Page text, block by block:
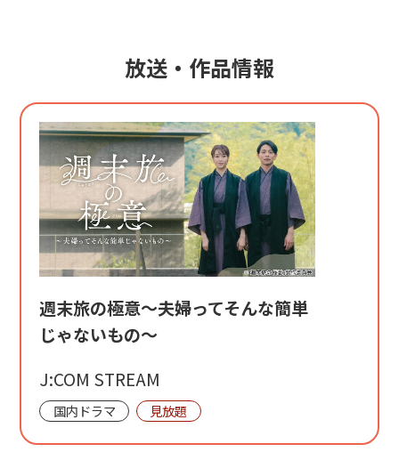
放送・作品情報
週末旅の極意〜夫婦ってそんな簡単
じゃないもの〜
J:COM STREAM
国内ドラマ 見放題